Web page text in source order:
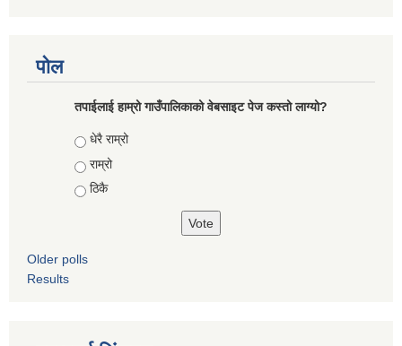
पोल
तपाईलाई हाम्रो गाउँपालिकाको वेबसाइट पेज कस्तो लाग्यो?
Choices
धेरै राम्रो
राम्रो
ठिकै
Older polls
Results